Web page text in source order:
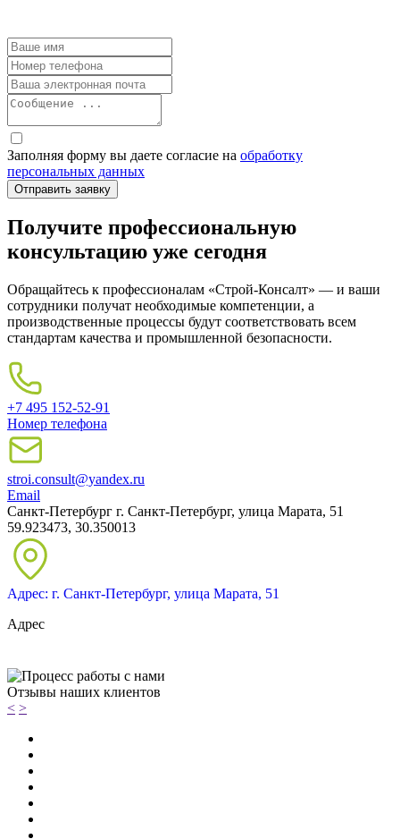
Заполняя форму вы даете согласие на обработку
персональных данных
Получите профессиональную
консультацию уже сегодня
Обращайтесь к профессионалам «Строй-Консалт» — и ваши
сотрудники получат необходимые компетенции, а
производственные процессы будут соответствовать всем
стандартам качества и промышленной безопасности.
+7 495 152-52-91
Номер телефона
stroi.consult@yandex.ru
Email
Санкт-Петербург г. Санкт-Петербург, улица Марата, 51
59.923473, 30.350013
Адрес: г. Санкт-Петербург, улица Марата, 51
Адрес
Отзывы наших клиентов
< >